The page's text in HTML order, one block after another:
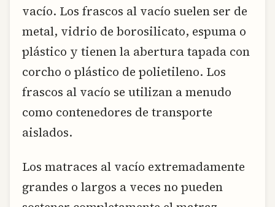
vacío. Los frascos al vacío suelen ser de
metal, vidrio de borosilicato, espuma o
plástico y tienen la abertura tapada con
corcho o plástico de polietileno. Los
frascos al vacío se utilizan a menudo
como contenedores de transporte
aislados.
Los matraces al vacío extremadamente
grandes o largos a veces no pueden